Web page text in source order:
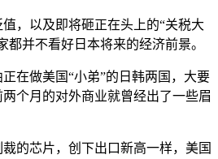
以及即将砸正在头上的“关税大
都并不看好日本将来的经济前景。
做美国“小弟”的日韩两国，大要
个月的对外商业就曾经出了一些眉
芯片，创下出口新高一样，美国